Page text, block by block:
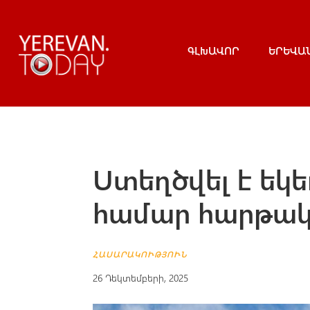
ԳԼԽԱՎՈՐ
Ստեղծվել է
համար
ՀԱՍԱՐԱԿՈՒԹՅՈՒՆ
26 Դեկտեմբերի, 2025